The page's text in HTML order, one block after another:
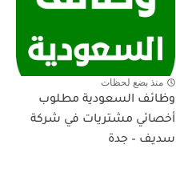
منذ بضع لحظات
وظائف السعودية مطلوب
أخصائي مشتريات في شركة
سديف – جدة